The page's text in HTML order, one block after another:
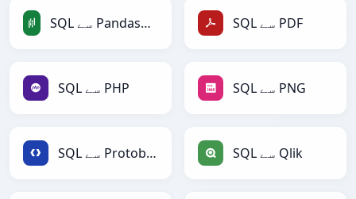
SQL سے PandasDataFrame SQL سے PDF
SQL سے PHP SQL سے PNG
SQL سے Protobuf SQL سے Qlik